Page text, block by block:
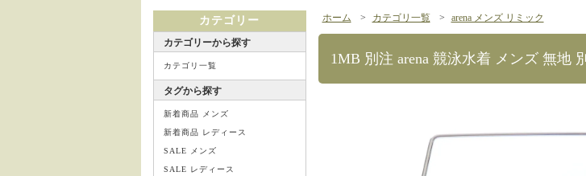
カテゴリー
カテゴリーから探す
カテゴリ一覧
タグから探す
新着商品 メンズ
新着商品 レディース
SALE メンズ
SALE レディース
ホーム > カテゴリ一覧 > arena メンズ リミック
1MB 別注 arena 競泳水着 メンズ 無地